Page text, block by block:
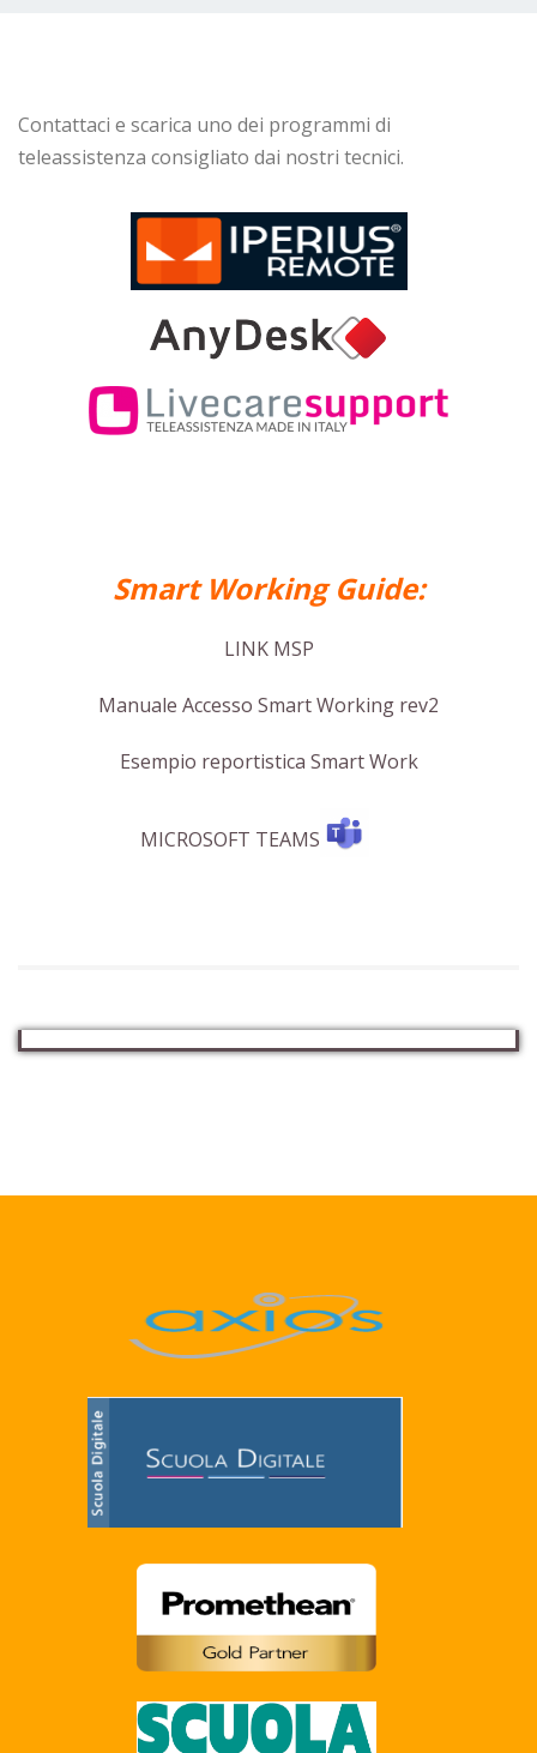
Contattaci e scarica uno dei programmi di
teleassistenza consigliato dai nostri tecnici.
Smart Working Guide:
LINK MSP
Manuale Accesso Smart Working rev2
Esempio reportistica Smart Work
MICROSOFT TEAMS